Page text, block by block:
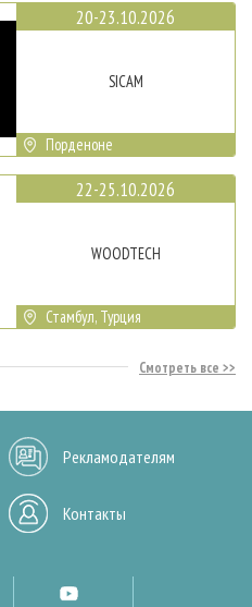
20-23.10.2026
SICAM
Порденоне
22-25.10.2026
WOODTECH
Стамбул, Турция
Смотреть все
Рекламодателям
Контакты